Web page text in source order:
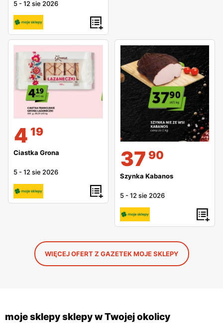
5 -12 sie 2026
4 19
Ciastka Grona
5 -12 sie 2026
37 90
Szynka Kabanos
5 -12 sie 2026
WIĘCEJ OFERT Z GAZETEK MOJE SKLEPY
moje sklepy sklepy w Twojej okolicy